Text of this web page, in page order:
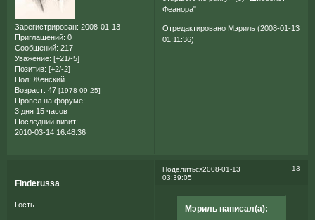
Зарегистрирован: 2008-01-13
Приглашений: 0
Сообщений: 217
Уважение: [+21/-5]
Позитив: [+2/-2]
Пол: Женский
Возраст: 47 [1978-09-25]
Провел на форуме:
3 дня 15 часов
Последний визит:
2010-03-14 16:48:36
Феанора"
Отредактировано Мэриль (2008-01-13
01:11:36)
Поделиться 13
2008-01-13
03:39:05
Finderussa
Гость Мэриль написал(а):